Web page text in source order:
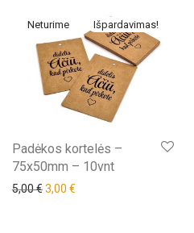
Išpardavimas!
Padėkos kortelės –
75x50mm – 10vnt
5,00€Original price was: 5,00 €.
3,00 €